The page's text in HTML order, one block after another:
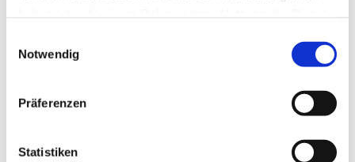
Notwendig
Präferenzen
Statistiken